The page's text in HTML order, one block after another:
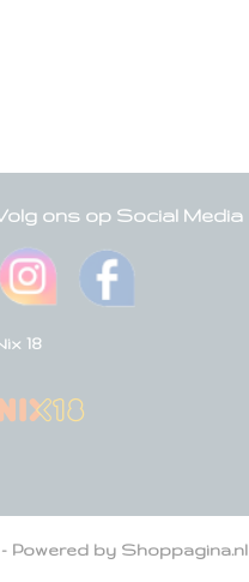
ons op Social Media
18
Powered by Shoppagina.nl